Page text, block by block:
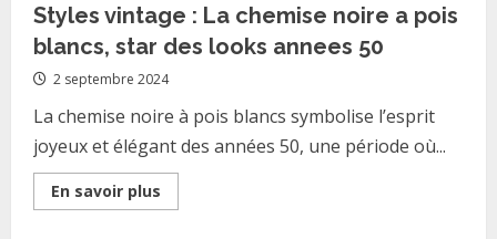
Styles vintage : La chemise noire a pois
blancs, star des looks annees 50
2 septembre 2024
La chemise noire à pois blancs symbolise l’esprit
joyeux et élégant des années 50, une période où...
En savoir plus
more